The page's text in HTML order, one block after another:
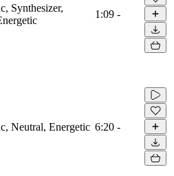
Synthesizer,
1:09 -
Neutral, Energetic 6:20 -